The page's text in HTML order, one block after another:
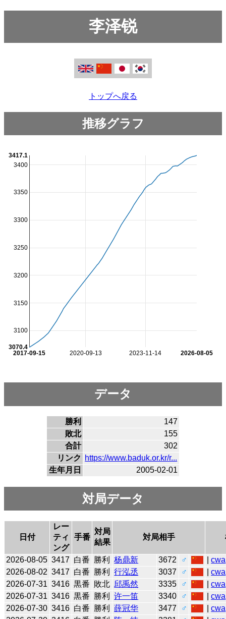
李泽锐
トップへ戻る
推移グラフ
2020-09-13 2023-11-14
2017-09-15 2026-08-05
3100
3150
3200
3250
3300
3350
3400
3070.4
3417.1
データ
勝利
147
敗北
155
合計
302
リンク
https://www.baduk.or.kr/r...
生年月日
2005-02-01
対局データ
日付
レー
ティ
ング
手番
対局
結果
対局相手
2026-08-05 3417 白番 勝利 杨鼎新 3672 ♂ |cwa
2026-08-02 3417 白番 勝利 行泓丞 3037 ♂ |cwa
2026-07-31 3416 黒番 敗北 邱禹然 3335 ♂ |cwa
2026-07-31 3416 黒番 勝利 许一笛 3340 ♂ |cwa
2026-07-30 3416 白番 勝利 薛冠华 3477 ♂ |cwa